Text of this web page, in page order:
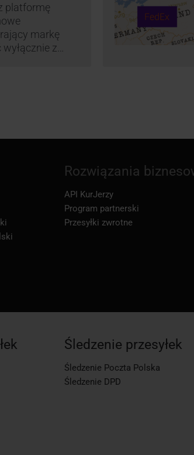
platformę
markę
z
Rozwiązania
API KurJerzy
Program partnerski
Przesyłki zwrotne
Śledzenie przesyłek
Śledzenie Poczta Polska
Śledzenie DPD